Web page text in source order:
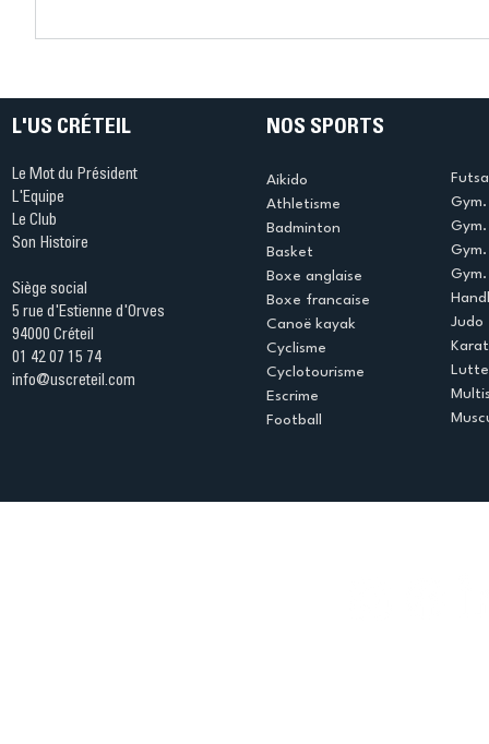
Ping ? Quand le tennis de
termine
L'US CRÉTEIL
Le Mot du Président
L'Equipe
Le Club
Son Histoire
Siège social
5 rue d'Estienne d'Orves
94000 Créteil
01 42 07 15 74
info@uscreteil.com
NOS SPORTS
Aikido
Athletisme
Badminton
Basket
Boxe anglaise
Boxe francaise
Canoë kayak
Cyclisme
Cyclotourisme
Escrime
Football
Judo
Lutte